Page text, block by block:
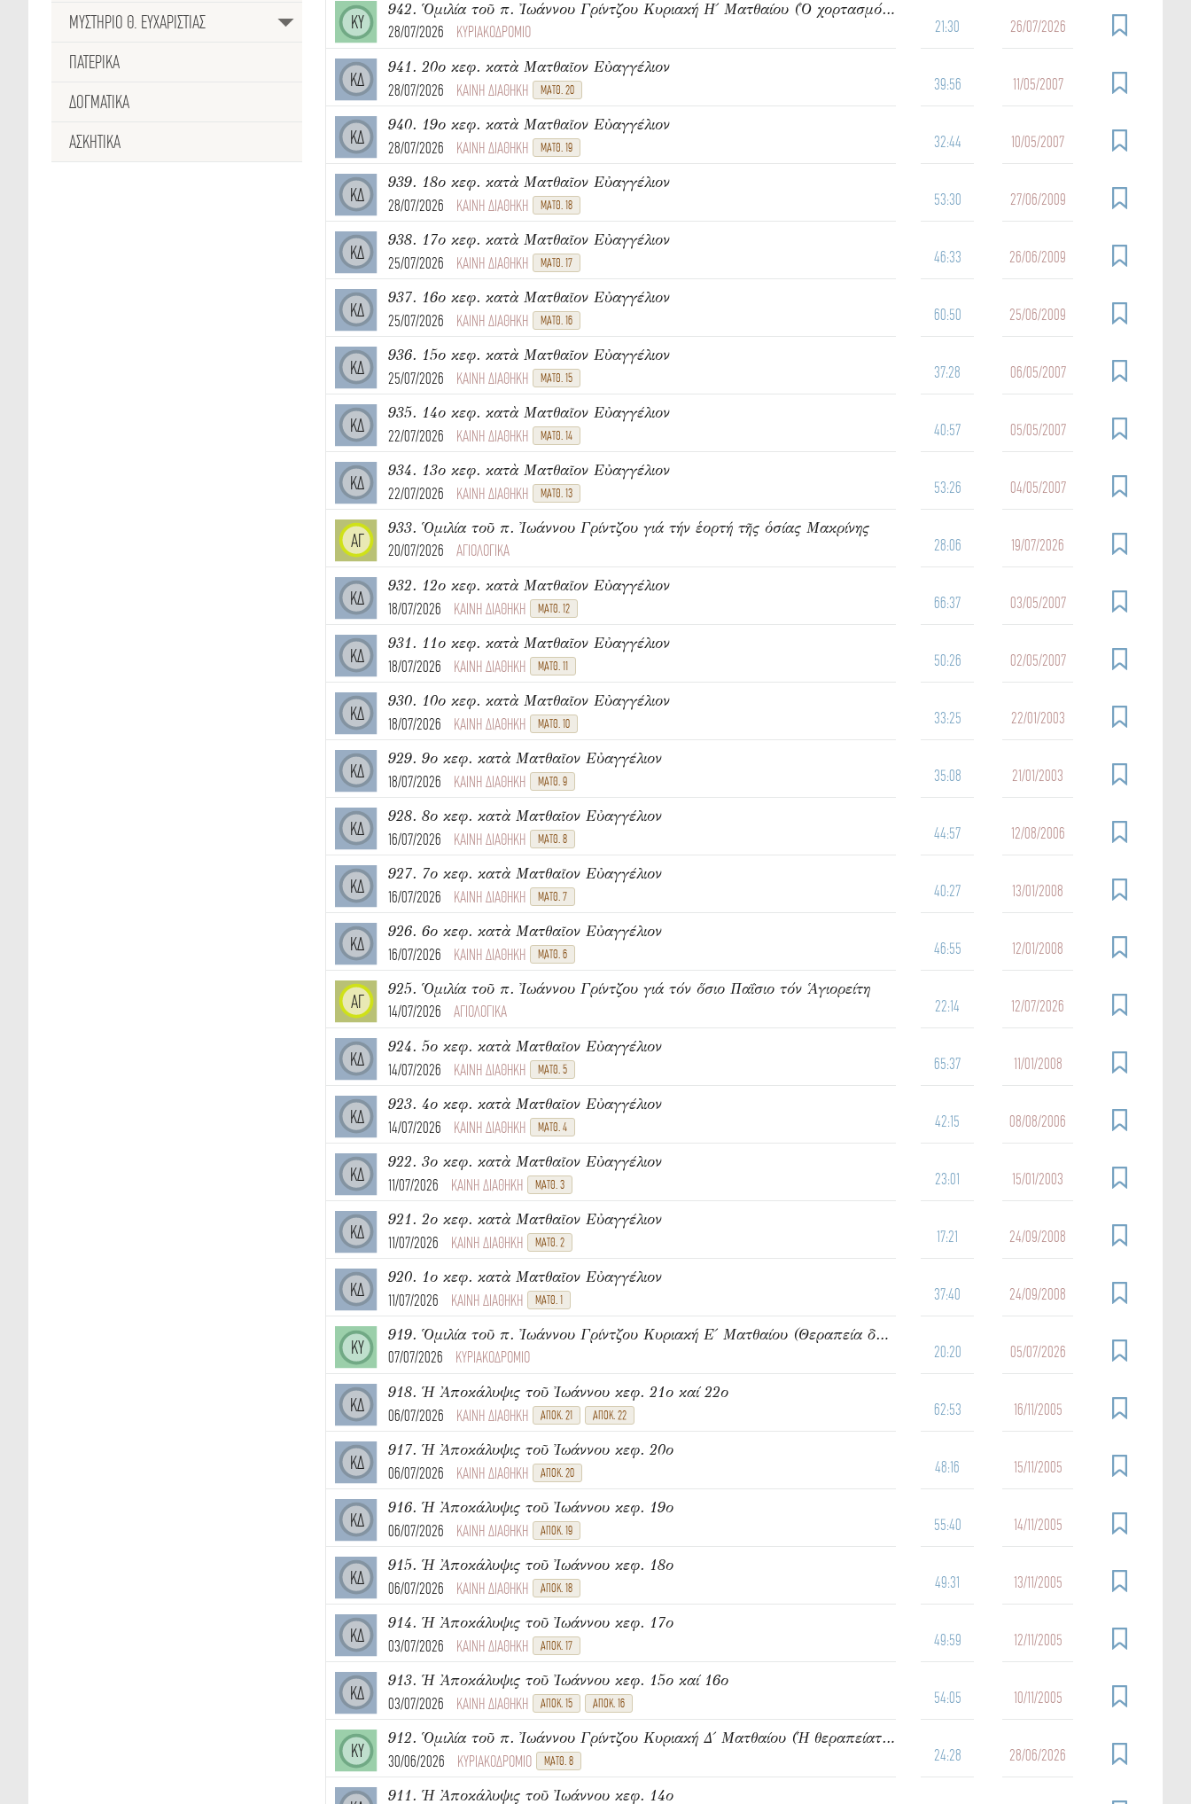
ΜΥΣΤΗΡΙΟ Θ. ΕΥΧΑΡΙΣΤΙΑΣ
ΠΑΤΕΡΙΚΑ
ΔΟΓΜΑΤΙΚΑ
ΑΣΚΗΤΙΚΑ
ΚΥ
942. Ὁμιλία τοῦ π. Ἰωάννου Γρίντζου Κυριακή Η΄ Ματθαίου (Ὁ χορτασμός τῶν πεντακισχιλίων)
28/07/2026
ΚΥΡΙΑΚΟΔΡΟΜΙΟ 21:30 26/07/2026
ΚΔ
941. 20ο κεφ. κατὰ Ματθαῖον Εὐαγγέλιον
28/07/2026
ΚΑΙΝΗ ΔΙΑΘΗΚΗ ΜΑΤΘ. 20 39:56 11/05/2007
ΚΔ
940. 19ο κεφ. κατὰ Ματθαῖον Εὐαγγέλιον
28/07/2026
ΚΑΙΝΗ ΔΙΑΘΗΚΗ ΜΑΤΘ. 19 32:44 10/05/2007
ΚΔ
939. 18ο κεφ. κατὰ Ματθαῖον Εὐαγγέλιον
28/07/2026
ΚΑΙΝΗ ΔΙΑΘΗΚΗ ΜΑΤΘ. 18 53:30 27/06/2009
ΚΔ
938. 17ο κεφ. κατὰ Ματθαῖον Εὐαγγέλιον
25/07/2026
ΚΑΙΝΗ ΔΙΑΘΗΚΗ ΜΑΤΘ. 17 46:33 26/06/2009
ΚΔ
937. 16ο κεφ. κατὰ Ματθαῖον Εὐαγγέλιον
25/07/2026
ΚΑΙΝΗ ΔΙΑΘΗΚΗ ΜΑΤΘ. 16 60:50 25/06/2009
ΚΔ
936. 15ο κεφ. κατὰ Ματθαῖον Εὐαγγέλιον
25/07/2026
ΚΑΙΝΗ ΔΙΑΘΗΚΗ ΜΑΤΘ. 15 37:28 06/05/2007
ΚΔ
935. 14ο κεφ. κατὰ Ματθαῖον Εὐαγγέλιον
22/07/2026
ΚΑΙΝΗ ΔΙΑΘΗΚΗ ΜΑΤΘ. 14 40:57 05/05/2007
ΚΔ
934. 13ο κεφ. κατὰ Ματθαῖον Εὐαγγέλιον
22/07/2026
ΚΑΙΝΗ ΔΙΑΘΗΚΗ ΜΑΤΘ. 13 53:26 04/05/2007
ΑΓ
933. Ὁμιλία τοῦ π. Ἰωάννου Γρίντζου γιά τήν ἑορτή τῆς ὁσίας Μακρίνης
20/07/2026
ΑΓΙΟΛΟΓΙΚΑ 28:06 19/07/2026
ΚΔ
932. 12ο κεφ. κατὰ Ματθαῖον Εὐαγγέλιον
18/07/2026
ΚΑΙΝΗ ΔΙΑΘΗΚΗ ΜΑΤΘ. 12 66:37 03/05/2007
ΚΔ
931. 11ο κεφ. κατὰ Ματθαῖον Εὐαγγέλιον
18/07/2026
ΚΑΙΝΗ ΔΙΑΘΗΚΗ ΜΑΤΘ. 11 50:26 02/05/2007
ΚΔ
930. 10ο κεφ. κατὰ Ματθαῖον Εὐαγγέλιον
18/07/2026
ΚΑΙΝΗ ΔΙΑΘΗΚΗ ΜΑΤΘ. 10 33:25 22/01/2003
ΚΔ
929. 9ο κεφ. κατὰ Ματθαῖον Εὐαγγέλιον
18/07/2026
ΚΑΙΝΗ ΔΙΑΘΗΚΗ ΜΑΤΘ. 9 35:08 21/01/2003
ΚΔ
928. 8ο κεφ. κατὰ Ματθαῖον Εὐαγγέλιον
16/07/2026
ΚΑΙΝΗ ΔΙΑΘΗΚΗ ΜΑΤΘ. 8 44:57 12/08/2006
ΚΔ
927. 7ο κεφ. κατὰ Ματθαῖον Εὐαγγέλιον
16/07/2026
ΚΑΙΝΗ ΔΙΑΘΗΚΗ ΜΑΤΘ. 7 40:27 13/01/2008
ΚΔ
926. 6ο κεφ. κατὰ Ματθαῖον Εὐαγγέλιον
16/07/2026
ΚΑΙΝΗ ΔΙΑΘΗΚΗ ΜΑΤΘ. 6 46:55 12/01/2008
ΑΓ
925. Ὁμιλία τοῦ π. Ἰωάννου Γρίντζου γιά τόν ὅσιο Παΐσιο τόν Ἁγιορείτη
14/07/2026
ΑΓΙΟΛΟΓΙΚΑ 22:14 12/07/2026
ΚΔ
924. 5ο κεφ. κατὰ Ματθαῖον Εὐαγγέλιον
14/07/2026
ΚΑΙΝΗ ΔΙΑΘΗΚΗ ΜΑΤΘ. 5 65:37 11/01/2008
ΚΔ
923. 4ο κεφ. κατὰ Ματθαῖον Εὐαγγέλιον
14/07/2026
ΚΑΙΝΗ ΔΙΑΘΗΚΗ ΜΑΤΘ. 4 42:15 08/08/2006
ΚΔ
922. 3ο κεφ. κατὰ Ματθαῖον Εὐαγγέλιον
11/07/2026
ΚΑΙΝΗ ΔΙΑΘΗΚΗ ΜΑΤΘ. 3 23:01 15/01/2003
ΚΔ
921. 2ο κεφ. κατὰ Ματθαῖον Εὐαγγέλιον
11/07/2026
ΚΑΙΝΗ ΔΙΑΘΗΚΗ ΜΑΤΘ. 2 17:21 24/09/2008
ΚΔ
920. 1ο κεφ. κατὰ Ματθαῖον Εὐαγγέλιον
11/07/2026
ΚΑΙΝΗ ΔΙΑΘΗΚΗ ΜΑΤΘ. 1 37:40 24/09/2008
ΚΥ
919. Ὁμιλία τοῦ π. Ἰωάννου Γρίντζου Κυριακή Ε΄ Ματθαίου (Θεραπεία δαιμονιζομένων)
07/07/2026
ΚΥΡΙΑΚΟΔΡΟΜΙΟ 20:20 05/07/2026
ΚΔ
918. Ἡ Ἀποκάλυψις τοῦ Ἰωάννου κεφ. 21ο καί 22ο
06/07/2026
ΚΑΙΝΗ ΔΙΑΘΗΚΗ ΑΠΟΚ. 21 ΑΠΟΚ. 22 62:53 16/11/2005
ΚΔ
917. Ἡ Ἀποκάλυψις τοῦ Ἰωάννου κεφ. 20ο
06/07/2026
ΚΑΙΝΗ ΔΙΑΘΗΚΗ ΑΠΟΚ. 20 48:16 15/11/2005
ΚΔ
916. Ἡ Ἀποκάλυψις τοῦ Ἰωάννου κεφ. 19ο
06/07/2026
ΚΑΙΝΗ ΔΙΑΘΗΚΗ ΑΠΟΚ. 19 55:40 14/11/2005
ΚΔ
915. Ἡ Ἀποκάλυψις τοῦ Ἰωάννου κεφ. 18ο
06/07/2026
ΚΑΙΝΗ ΔΙΑΘΗΚΗ ΑΠΟΚ. 18 49:31 13/11/2005
ΚΔ
914. Ἡ Ἀποκάλυψις τοῦ Ἰωάννου κεφ. 17ο
03/07/2026
ΚΑΙΝΗ ΔΙΑΘΗΚΗ ΑΠΟΚ. 17 49:59 12/11/2005
ΚΔ
913. Ἡ Ἀποκάλυψις τοῦ Ἰωάννου κεφ. 15ο καί 16ο
03/07/2026
ΚΑΙΝΗ ΔΙΑΘΗΚΗ ΑΠΟΚ. 15 ΑΠΟΚ. 16 54:05 10/11/2005
ΚΥ
912. Ὁμιλία τοῦ π. Ἰωάννου Γρίντζου Κυριακή Δ΄ Ματθαίου (Ἡ θεραπείατοῦ δούλου τοῦ ἑκατοντάρχου)
30/06/2026
ΚΥΡΙΑΚΟΔΡΟΜΙΟ ΜΑΤΘ. 8 24:28 28/06/2026
911. Ἡ Ἀποκάλυψις τοῦ Ἰωάννου κεφ. 14ο